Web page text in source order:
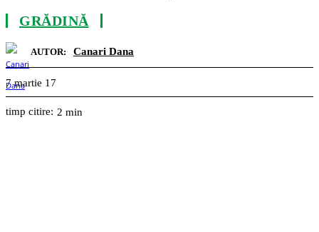
GRĂDINĂ
AUTOR: Canari Dana
7 martie 17
timp citire: 2 min